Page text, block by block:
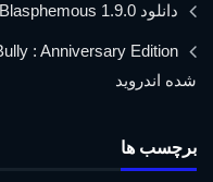
دانلود Blasphemous 1.9.0 برای اندروید
شده اندروید
برچسب ها